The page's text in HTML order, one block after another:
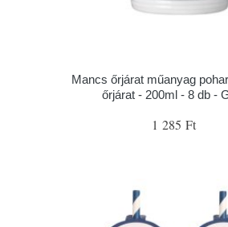
Mancs őrjárat műanyag
őrjárat - 200ml - 8 db -
1 285 Ft